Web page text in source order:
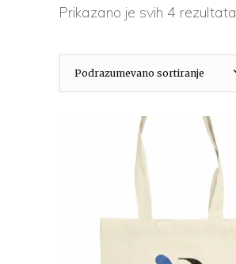
Prikazano je svih 4 rezultata
Podrazumevano sortiranje